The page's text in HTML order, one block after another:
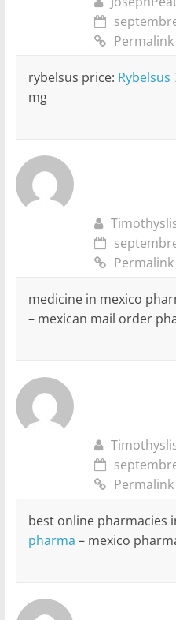
Permalink
rybelsus price: Rybelsus
mg
Permalink
medicine in mexico
– mexican mail order
Permalink
best online pharmacies
pharma – mexico